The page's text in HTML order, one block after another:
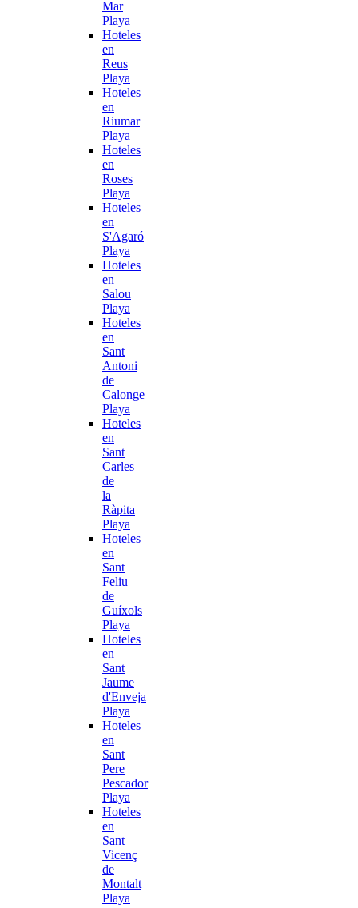
Mar
Playa
Hoteles
en
Reus
Playa
Hoteles
en
Riumar
Playa
Hoteles
en
Roses
Playa
Hoteles
en
S'Agaró
Playa
Hoteles
en
Salou
Playa
Hoteles
en
Sant
Antoni
de
Calonge
Playa
Hoteles
en
Sant
Carles
de
la
Ràpita
Playa
Hoteles
en
Sant
Feliu
de
Guíxols
Playa
Hoteles
en
Sant
Jaume
d'Enveja
Playa
Hoteles
en
Sant
Pere
Pescador
Playa
Hoteles
en
Sant
Vicenç
de
Montalt
Playa